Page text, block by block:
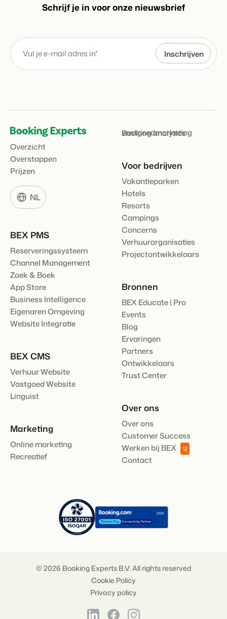
Schrijf je in voor onze nieuwsbrief
Overzicht
Overstappen
Prijzen
NL
BEX PMS
Reserveringssysteem
Channel Management
Zoek & Boek
App Store
Business Intelligence
Eigenaren Omgeving
Website Integratie
BEX CMS
Verhuur Website
Vastgoed Website
Linguist
Marketing
Online marketing
Recreatief
vastgoedmarketing
Booking analytics
Voor bedrijven
Vakantieparken
Hotels
Resorts
Campings
Concerns
Verhuurorganisaties
Projectontwikkelaars
Bronnen
BEX Educate | Pro
Events
Blog
Ervaringen
Partners
Ontwikkelaars
Trust Center
Over ons
Over ons
Customer Success
Werken bij BEX
12
Contact
© 2026 Booking Experts B.V. All rights reserved
Cookie Policy
Privacy policy